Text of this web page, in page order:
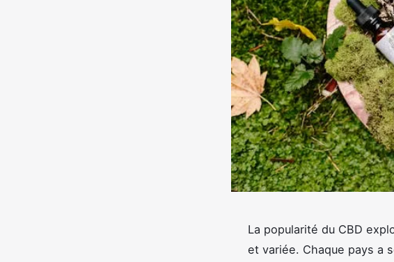
La popularité du CBD
et variée. Chaque pays a